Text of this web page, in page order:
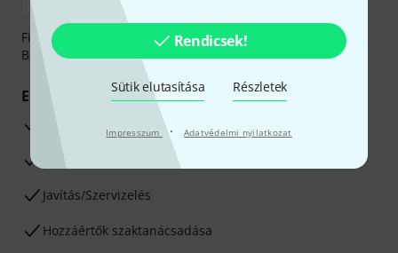
Rendicsek!
Sütik elutasítása Részletek
Impresszum · Adatvédelmi nyilatkozat
Fizessen biztonságosan, titkosítással: Banki átutalás vagy
Betéti- vagy hitelkártya segítségével
Előnyök
3 éves Thomann-garancia
30 napos pénzvisszafizetési garancia
Javítás/Szervizelés
Hozzáértők szaktanácsadása